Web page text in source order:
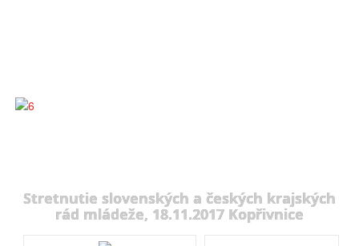
Stretnutie slovenských a českých krajských
rád mládeže, 18.11.2017 Kopřivnice